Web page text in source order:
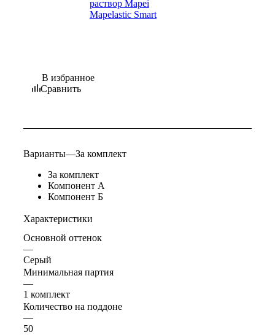
В избранное
Сравнить
Варианты—За комплект
За комплект
Компонент А
Компонент Б
Характеристики
Основной оттенок
—
Серый
Минимальная партия
—
1 комплект
Количество на поддоне
—
50